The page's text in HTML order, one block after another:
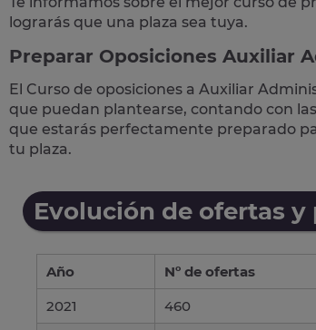
lograrás que una plaza sea tuya.
Preparar Oposiciones Auxiliar
El Curso de oposiciones a Auxiliar
que puedan plantearse, contando con
que estarás perfectamente preparado
tu plaza.
Evolución de ofertas y
Año Nº de ofertas
2021
460